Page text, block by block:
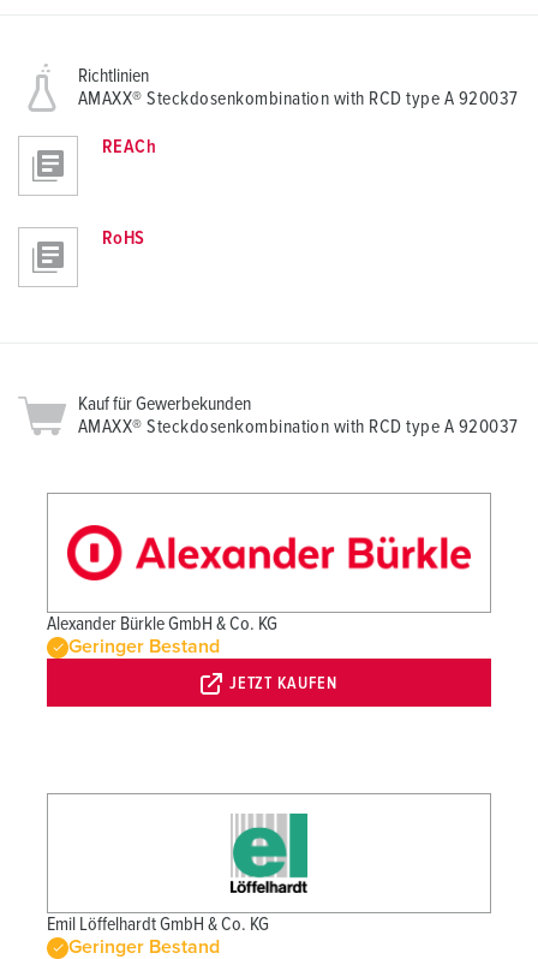
Richtlinien
AMAXX® Steckdosenkombination with RCD type A 920037
REACh
RoHS
Kauf für Gewerbekunden
AMAXX® Steckdosenkombination with RCD type A 920037
Alexander Bürkle GmbH & Co. KG
Geringer Bestand
JETZT KAUFEN
Emil Löffelhardt GmbH & Co. KG
Geringer Bestand